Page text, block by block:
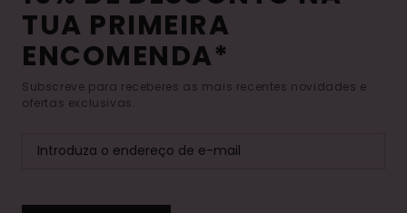
TUA PRIMEIRA
ENCOMENDA*
Subscreve para receberes as mais recentes novidades e
ofertas exclusivas.